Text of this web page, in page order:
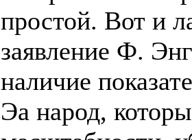
простой. Вот и
заявление Ф.
наличие
Эа народ,